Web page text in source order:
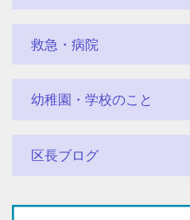
救急・病院
幼稚園・学校のこと
区長ブログ